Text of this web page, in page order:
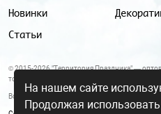
Новинки
Статьи
© 2015-2026 "Территория Праздника" —
товаров для праздника.
Все цены и условия, указанные на данном
На нашем сайте
Продолжая